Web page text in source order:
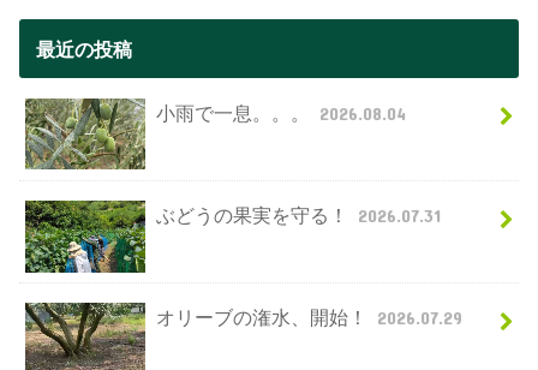
最近の投稿
小雨で一息。。。 2026.08.04
ぶどうの果実を守る！ 2026.07.31
オリーブの潅水、開始！ 2026.07.29